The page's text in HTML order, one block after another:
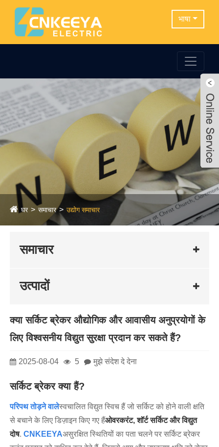
भाषा
घर समाचार उद्योग समाचार
समाचार
उत्पादों
क्या सर्किट ब्रेकर औद्योगिक और आवासीय अनुप्रयोगों के
लिए विश्वसनीय विद्युत सुरक्षा प्रदान कर सकते हैं?
2025-08-04 5 मुझे संदेश दे देना
सर्किट ब्रेकर क्या हैं?
परिपथ तोड़ने वालेस्वचालित विद्युत स्विच हैं जो सर्किट को होने वाली क्षति
से बचाने के लिए डिज़ाइन किए गए हैंओवरकरंट, शॉर्ट सर्किट और विद्युत
दोष. CNKEEYAअसुरक्षित स्थितियों का पता चलने पर सर्किट ब्रेकर